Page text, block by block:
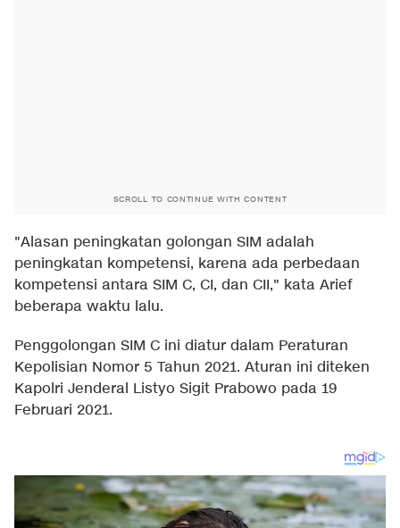
SCROLL TO CONTINUE WITH CONTENT
"Alasan peningkatan golongan SIM adalah
peningkatan kompetensi, karena ada perbedaan
kompetensi antara SIM C, CI, dan CII," kata Arief
beberapa waktu lalu.
Penggolongan SIM C ini diatur dalam Peraturan
Kepolisian Nomor 5 Tahun 2021. Aturan ini diteken
Kapolri Jenderal Listyo Sigit Prabowo pada 19
Februari 2021.